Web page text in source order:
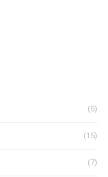
(5)
(15)
(7)